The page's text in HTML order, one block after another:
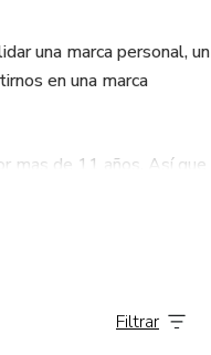
una marca personal, un
en una marca
mas de 11 años. Así que
Filtrar